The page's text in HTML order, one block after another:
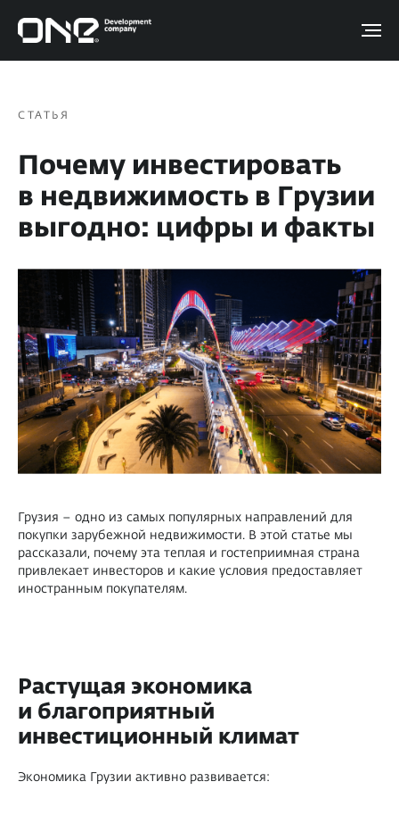
СТАТЬЯ
Почему инвестировать
в недвижимость в Грузии
выгодно: цифры и факты
Грузия – одно из самых популярных направлений для
покупки зарубежной недвижимости. В этой статье мы
рассказали, почему эта теплая и гостеприимная страна
привлекает инвесторов и какие условия предоставляет
иностранным покупателям.
Растущая экономика
и благоприятный
инвестиционный климат
Экономика Грузии активно развивается: